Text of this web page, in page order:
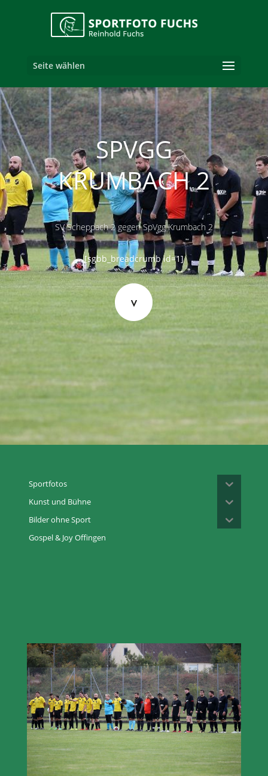
Seite wählen
SPVGG
KRUMBACH 2
SV Scheppach 2 gegen SpVgg Krumbach 2
[sgbb_breadcrumb id=1]
Sportfotos
Kunst und Bühne
Bilder ohne Sport
Gospel & Joy Offingen